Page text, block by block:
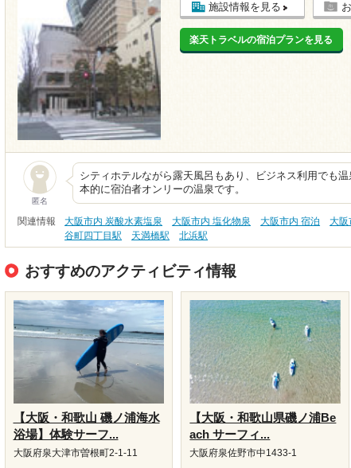
施設情報を見る
楽天トラベルの宿泊プランを見る
匿名
シティホテルながら露天風呂もあり、ビジネス利用でも
本的に宿泊者オンリーの温泉です。
関連情報 大阪市内 炭酸水素塩泉 大阪市内 塩化物泉 大阪市内 宿泊 大阪
谷町四丁目駅
天満橋駅 北浜駅
おすすめのアクティビティ情報
【大阪・和歌山 磯ノ浦海水
浴場】体験サーフ...
大阪府泉大津市曽根町2-1-11
【大阪・和歌山県磯ノ浦Be
ach サーフィ...
大阪府泉佐野市中1433-1